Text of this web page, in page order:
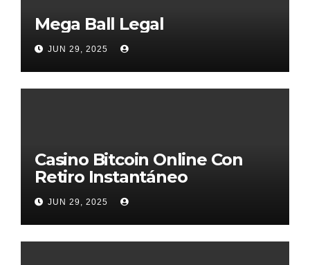
Mega Ball Legal
JUN 29, 2025
Casino Bitcoin Online Con
Retiro Instantáneo
JUN 29, 2025